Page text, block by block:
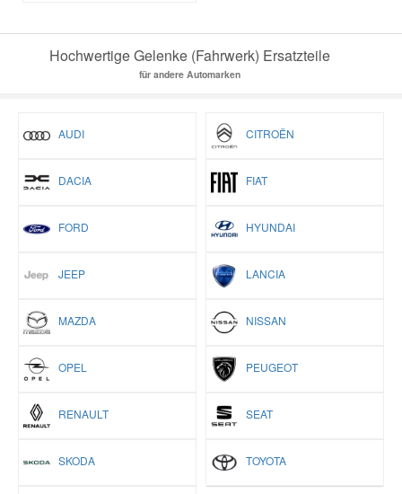
Hochwertige Gelenke (Fahrwerk) Ersatzteile
für andere Automarken
AUDI CITROËN
DACIA FIAT
FORD HYUNDAI
JEEP LANCIA
MAZDA NISSAN
OPEL PEUGEOT
RENAULT SEAT
SKODA TOYOTA